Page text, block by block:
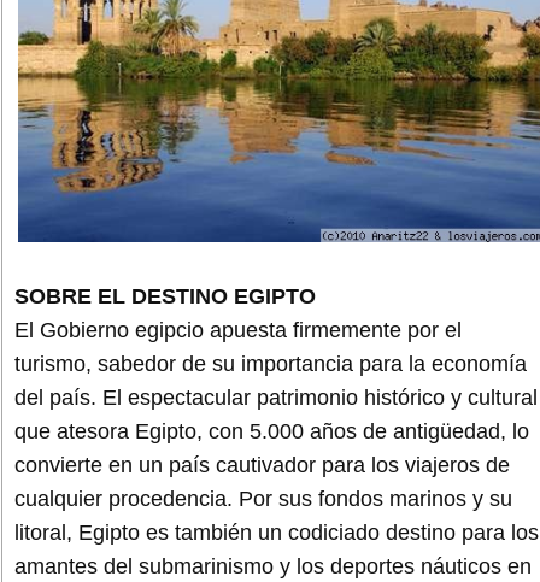
SOBRE EL DESTINO EGIPTO
El Gobierno egipcio apuesta firmemente por el
turismo, sabedor de su importancia para la economía
del país. El espectacular patrimonio histórico y cultural
que atesora Egipto, con 5.000 años de antigüedad, lo
convierte en un país cautivador para los viajeros de
cualquier procedencia. Por sus fondos marinos y su
litoral, Egipto es también un codiciado destino para los
amantes del submarinismo y los deportes náuticos en